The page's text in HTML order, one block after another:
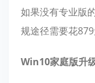
如果没有专业版
规途径需要花879
Win10家庭版升